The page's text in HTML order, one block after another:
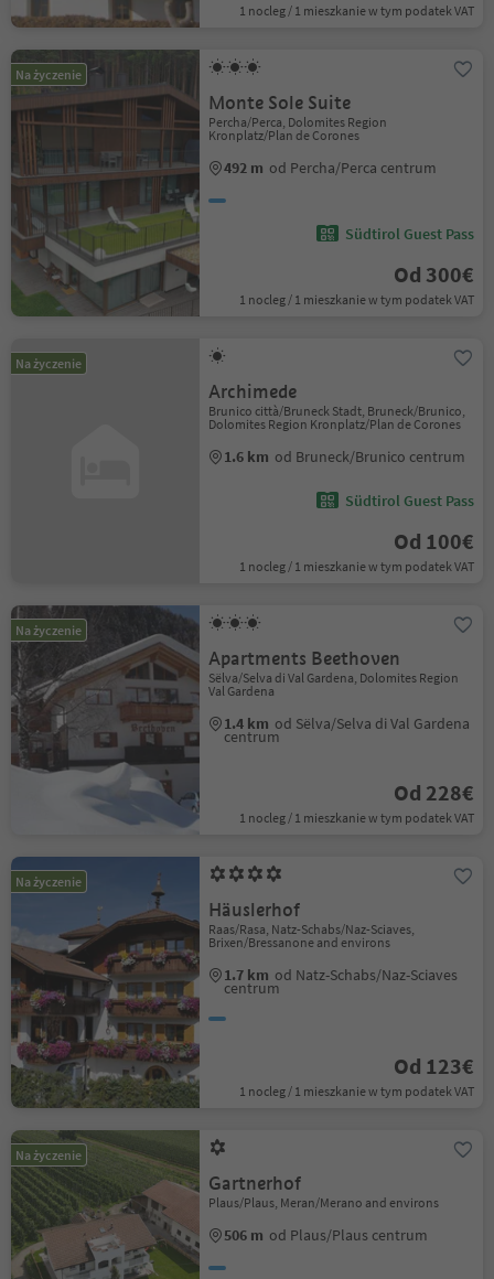
1 nocleg / 1 mieszkanie w tym podatek VAT
Na życzenie
Monte Sole Suite
Percha/Perca, Dolomites Region
Kronplatz/Plan de Corones
492 m od Percha/Perca centrum
Südtirol Guest Pass
Od 300€
1 nocleg / 1 mieszkanie w tym podatek VAT
Na życzenie
Archimede
Brunico città/Bruneck Stadt, Bruneck/Brunico,
Dolomites Region Kronplatz/Plan de Corones
1.6 km od Bruneck/Brunico centrum
Südtirol Guest Pass
Od 100€
1 nocleg / 1 mieszkanie w tym podatek VAT
Na życzenie
Apartments Beethoven
Sëlva/Selva di Val Gardena, Dolomites Region
Val Gardena
1.4 km od Sëlva/Selva di Val Gardena
centrum
Od 228€
1 nocleg / 1 mieszkanie w tym podatek VAT
Na życzenie
Häuslerhof
Raas/Rasa, Natz-Schabs/Naz-Sciaves,
Brixen/Bressanone and environs
1.7 km od Natz-Schabs/Naz-Sciaves
centrum
Od 123€
1 nocleg / 1 mieszkanie w tym podatek VAT
Na życzenie
Gartnerhof
Plaus/Plaus, Meran/Merano and environs
506 m od Plaus/Plaus centrum